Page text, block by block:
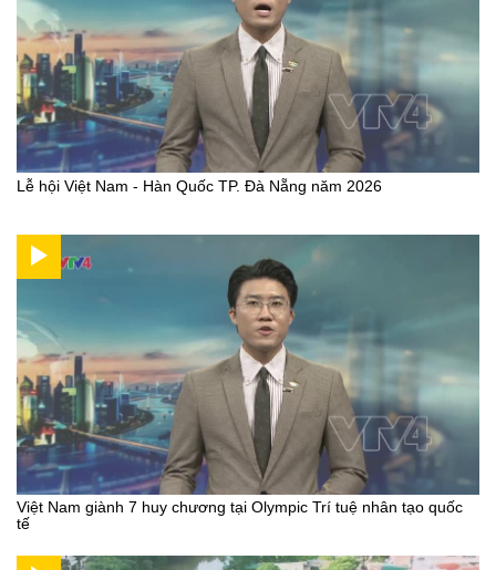
Lễ hội Việt Nam - Hàn Quốc TP. Đà Nẵng năm 2026
Việt Nam giành 7 huy chương tại Olympic Trí tuệ nhân tạo quốc
tế